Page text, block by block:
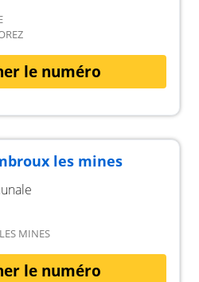
le numéro
les mines
MINES
le numéro